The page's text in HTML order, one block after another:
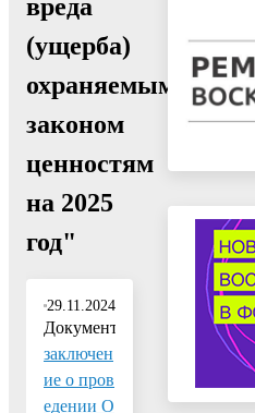
вреда
(ущерба)
охраняемым
законом
ценностям
на 2025
год"
29.11.2024
Документ:
заключен
ие о пров
едении О